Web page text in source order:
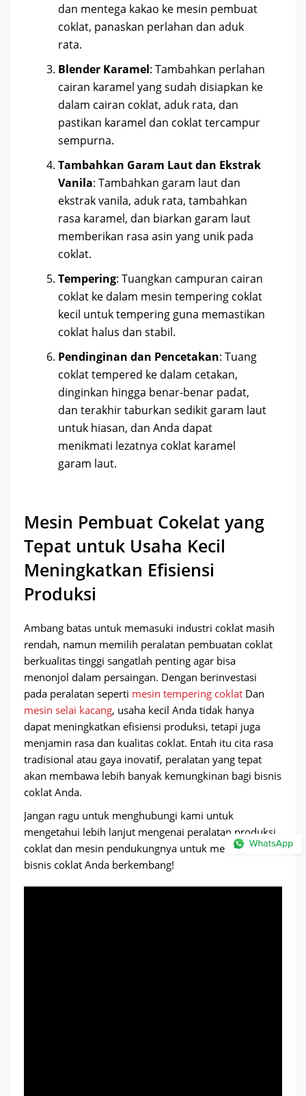
dan mentega kakao ke mesin pembuat
coklat, panaskan perlahan dan aduk
rata.
Blender Karamel: Tambahkan perlahan
cairan karamel yang sudah disiapkan ke
dalam cairan coklat, aduk rata, dan
pastikan karamel dan coklat tercampur
sempurna.
Tambahkan Garam Laut dan Ekstrak
Vanila: Tambahkan garam laut dan
ekstrak vanila, aduk rata, tambahkan
rasa karamel, dan biarkan garam laut
memberikan rasa asin yang unik pada
coklat.
Tempering: Tuangkan campuran cairan
coklat ke dalam mesin tempering coklat
kecil untuk tempering guna memastikan
coklat halus dan stabil.
Pendinginan dan Pencetakan: Tuang
coklat tempered ke dalam cetakan,
dinginkan hingga benar-benar padat,
dan terakhir taburkan sedikit garam laut
untuk hiasan, dan Anda dapat
menikmati lezatnya coklat karamel
garam laut.
Mesin Pembuat Cokelat yang
Tepat untuk Usaha Kecil
Meningkatkan Efisiensi
Produksi
Ambang batas untuk memasuki industri coklat masih
rendah, namun memilih peralatan pembuatan coklat
berkualitas tinggi sangatlah penting agar bisa
menonjol dalam persaingan. Dengan berinvestasi
pada peralatan seperti mesin tempering coklat Dan
mesin selai kacang, usaha kecil Anda tidak hanya
dapat meningkatkan efisiensi produksi, tetapi juga
menjamin rasa dan kualitas coklat. Entah itu cita rasa
tradisional atau gaya inovatif, peralatan yang tepat
akan membawa lebih banyak kemungkinan bagi bisnis
coklat Anda.
Jangan ragu untuk menghubungi kami untuk
mengetahui lebih lanjut mengenai peralatan produksi
coklat dan mesin pendukungnya untuk membantu
bisnis coklat Anda berkembang!